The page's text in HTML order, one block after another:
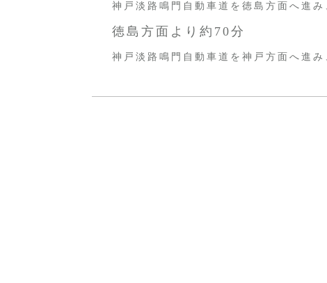
神戸淡路鳴門自動車道を徳島方面へ進
徳島方面より約70分
神戸淡路鳴門自動車道を神戸方面へ進